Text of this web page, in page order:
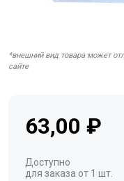
*внешний вид товара может
сайте
63,00 ₽
Доступно
для заказа от 1 шт.